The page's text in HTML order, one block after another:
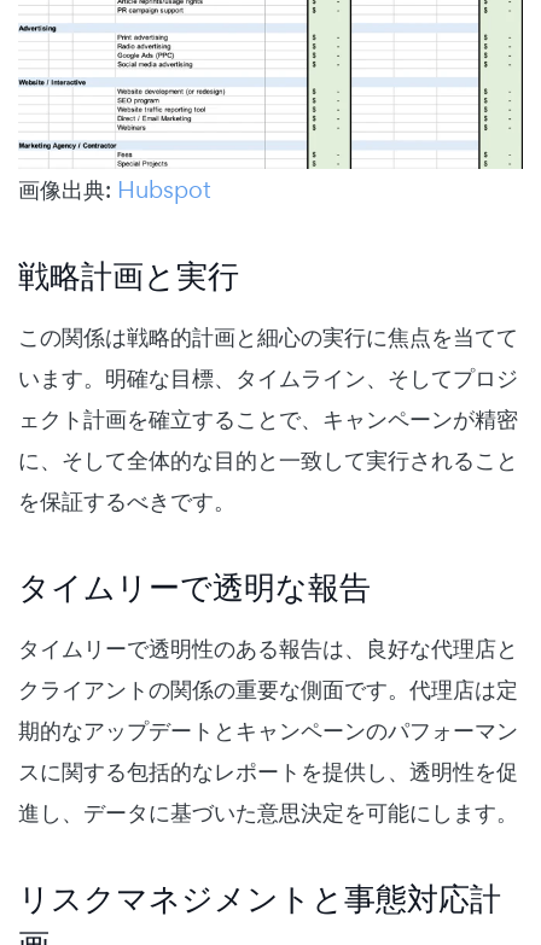
画像出典: Hubspot
戦略計画と実行
この関係は戦略的計画と細心の実行に焦点を当てて
います。明確な目標、タイムライン、そしてプロジ
ェクト計画を確立することで、キャンペーンが精密
に、そして全体的な目的と一致して実行されること
を保証するべきです。
タイムリーで透明な報告
タイムリーで透明性のある報告は、良好な代理店と
クライアントの関係の重要な側面です。代理店は定
期的なアップデートとキャンペーンのパフォーマン
スに関する包括的なレポートを提供し、透明性を促
進し、データに基づいた意思決定を可能にします。
リスクマネジメントと事態対応計